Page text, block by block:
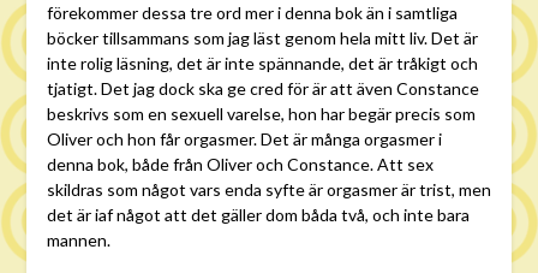
förekommer dessa tre ord mer i denna bok än i samtliga
böcker tillsammans som jag läst genom hela mitt liv. Det är
inte rolig läsning, det är inte spännande, det är tråkigt och
tjatigt. Det jag dock ska ge cred för är att även Constance
beskrivs som en sexuell varelse, hon har begär precis som
Oliver och hon får orgasmer. Det är många orgasmer i
denna bok, både från Oliver och Constance. Att sex
skildras som något vars enda syfte är orgasmer är trist, men
det är iaf något att det gäller dom båda två, och inte bara
mannen.